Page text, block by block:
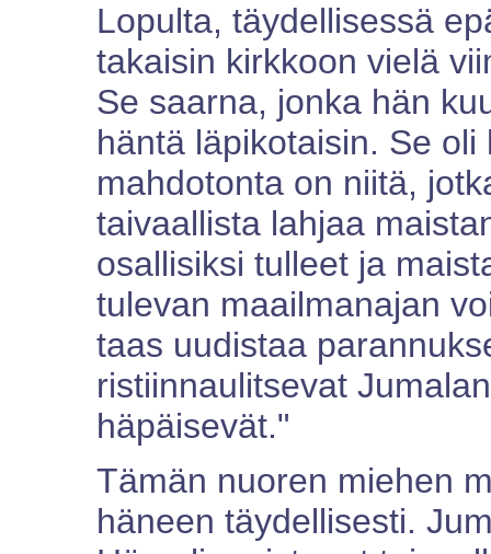
Lopulta, täydellisessä
takaisin kirkkoon vielä
Se saarna, jonka hän
häntä läpikotaisin. Se
mahdotonta on niitä,
taivaallista lahjaa
osallisiksi tulleet ja
tulevan maailmanajan
taas uudistaa
ristiinnaulitsevat
häpäisevät."
Tämän nuoren miehen
häneen täydellisesti.